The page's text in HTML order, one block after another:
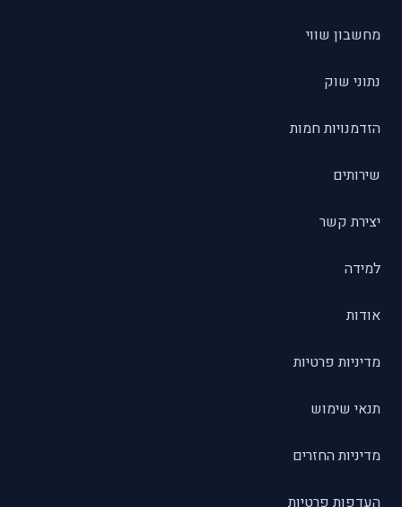
מחשבון שווי
נתוני שוק
הזדמנויות חמות
שירותים
יצירת קשר
למידה
אודות
מדיניות פרטיות
תנאי שימוש
מדיניות החזרים
העדפות פרטיות